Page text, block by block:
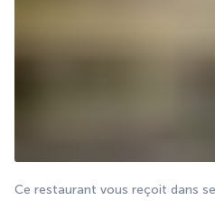
Ce restaurant vous reçoit dans